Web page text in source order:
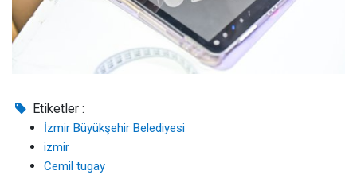
Etiketler :
İzmir Büyükşehir Belediyesi
izmir
Cemil tugay